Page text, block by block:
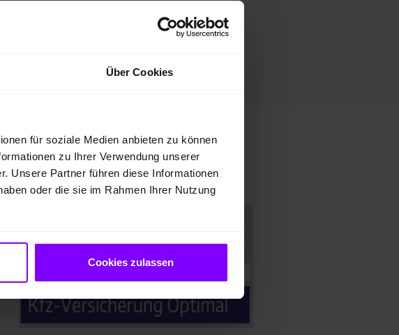
Über Cookies
für soziale Medien anbieten zu können
zu Ihrer Verwendung unserer
Unsere Partner führen diese Informationen
oder die sie im Rahmen Ihrer Nutzung
Cookies zulassen